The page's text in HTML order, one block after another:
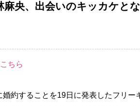
麻央、出会いのキッカケと
ちら
婚約することを19日に発表したフリー